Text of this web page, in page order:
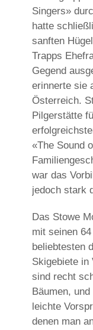
Singers»
hatte
sanften
Trapps
Gegend
erinnerte sie
Österreich.
Pilgerstätte
«The Sound
war das
jedoch stark
Das Stowe
mit seinen
beliebtesten
Skigebiete in
sind recht
Bäumen,
leichte
denen man